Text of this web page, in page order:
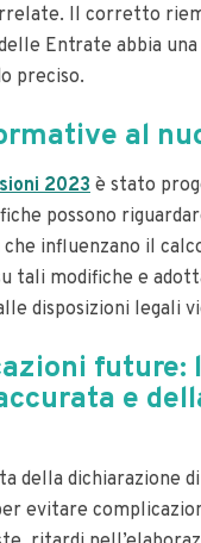
Il corretto
Entrate abbia
preciso.
al
2023 è stato
possono
influenzano il
tali modifiche e
disposizioni legali
future:
e
della dichiarazione
evitare